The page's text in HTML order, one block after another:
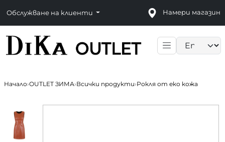
Обслужване на клиенти Намери магазин
Начало›OUTLET ЗИМА›Всички продукти›Рокля от еко кожа